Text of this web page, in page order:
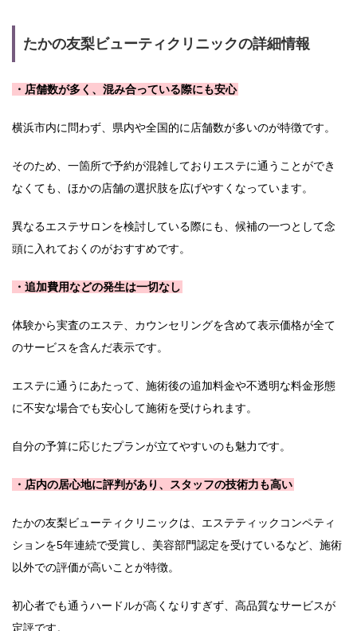
たかの友梨ビューティクリニックの詳細情報
・店舗数が多く、混み合っている際にも安心
横浜市内に問わず、県内や全国的に店舗数が多いのが特徴です。
そのため、一箇所で予約が混雑しておりエステに通うことができ
なくても、ほかの店舗の選択肢を広げやすくなっています。
異なるエステサロンを検討している際にも、候補の一つとして念
頭に入れておくのがおすすめです。
・追加費用などの発生は一切なし
体験から実査のエステ、カウンセリングを含めて表示価格が全て
のサービスを含んだ表示です。
エステに通うにあたって、施術後の追加料金や不透明な料金形態
に不安な場合でも安心して施術を受けられます。
自分の予算に応じたプランが立てやすいのも魅力です。
・店内の居心地に評判があり、スタッフの技術力も高い
たかの友梨ビューティクリニックは、エステティックコンペティ
ションを5年連続で受賞し、美容部門認定を受けているなど、施術
以外での評価が高いことが特徴。
初心者でも通うハードルが高くなりすぎず、高品質なサービスが
定評です。